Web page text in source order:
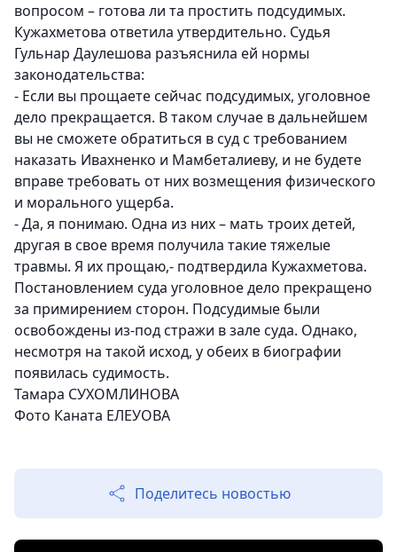
вопросом – готова ли та простить подсудимых.
Кужахметова ответила утвердительно. Судья
Гульнар Даулешова разъяснила ей нормы
законодательства:
- Если вы прощаете сейчас подсудимых, уголовное
дело прекращается. В таком случае в дальнейшем
вы не сможете обратиться в суд с требованием
наказать Ивахненко и Мамбеталиеву, и не будете
вправе требовать от них возмещения физического
и морального ущерба.
- Да, я понимаю. Одна из них – мать троих детей,
другая в свое время получила такие тяжелые
травмы. Я их прощаю,- подтвердила Кужахметова.
Постановлением суда уголовное дело прекращено
за примирением сторон. Подсудимые были
освобождены из-под стражи в зале суда. Однако,
несмотря на такой исход, у обеих в биографии
появилась судимость.
Тамара СУХОМЛИНОВА
Фото Каната ЕЛЕУОВА
Поделитесь новостью